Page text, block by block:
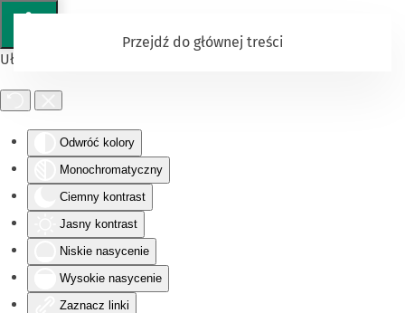
Ułatwienia dostępu
Odwróć kolory
Monochromatyczny
Ciemny kontrast
Jasny kontrast
Niskie nasycenie
Wysokie nasycenie
Zaznacz linki
Przejdź do głównej treści